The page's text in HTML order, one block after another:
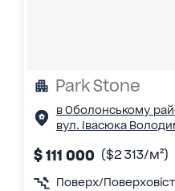
Park Stone
в Оболонському
вул. Івасюка
$ 111 000 ($2 313/м²)
Поверх/